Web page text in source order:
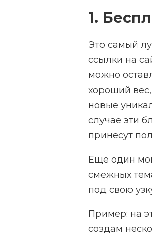
1.
Это самый
ссылки на
можно
хороший
новые
случае эти
принесут
Еще один
смежных
под свою
Пример: на
создам